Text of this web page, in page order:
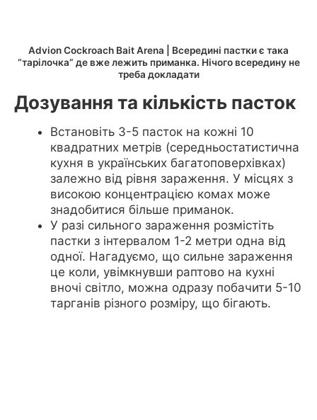
Advion Cockroach Bait Arena | Всередині пастки є така
“тарілочка” де вже лежить приманка. Нічого всередину не
треба докладати
Дозування та кількість пасток
Встановіть 3-5 пасток на кожні 10
квадратних метрів (середньостатистична
кухня в українських багатоповерхівках)
залежно від рівня зараження. У місцях з
високою концентрацією комах може
знадобитися більше приманок.
У разі сильного зараження розмістіть
пастки з інтервалом 1-2 метри одна від
одної. Нагадуємо, що сильне зараження
це коли, увімкнувши раптово на кухні
вночі світло, можна одразу побачити 5-10
тарганів різного розміру, що бігають.